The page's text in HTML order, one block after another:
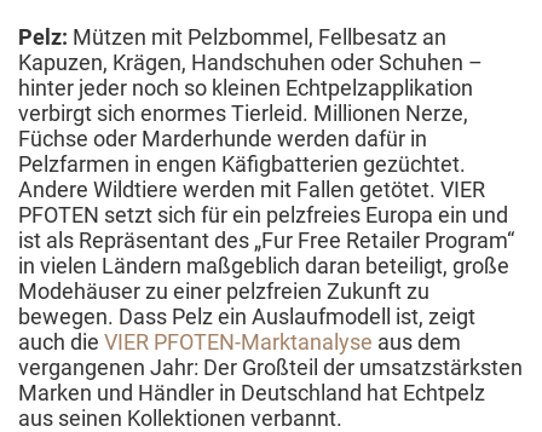
Pelz: Mützen mit Pelzbommel, Fellbesatz an
Kapuzen, Krägen, Handschuhen oder Schuhen –
hinter jeder noch so kleinen Echtpelzapplikation
verbirgt sich enormes Tierleid. Millionen Nerze,
Füchse oder Marderhunde werden dafür in
Pelzfarmen in engen Käfigbatterien gezüchtet.
Andere Wildtiere werden mit Fallen getötet. VIER
PFOTEN setzt sich für ein pelzfreies Europa ein und
ist als Repräsentant des „Fur Free Retailer Program“
in vielen Ländern maßgeblich daran beteiligt, große
Modehäuser zu einer pelzfreien Zukunft zu
bewegen. Dass Pelz ein Auslaufmodell ist, zeigt
auch die VIER PFOTEN-Marktanalyse aus dem
vergangenen Jahr: Der Großteil der umsatzstärksten
Marken und Händler in Deutschland hat Echtpelz
aus seinen Kollektionen verbannt.